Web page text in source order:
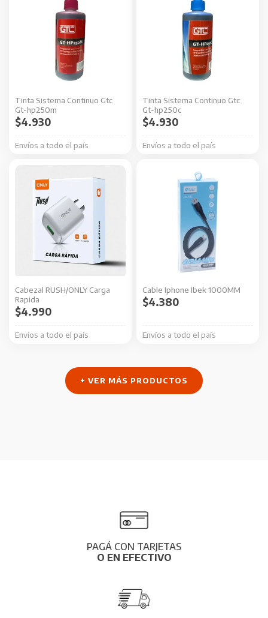
Tinta Sistema Continuo Gtc
Gt-hp250m
Envíos a todo el país
$4.930
Tinta Sistema Continuo Gtc
Gt-hp250c
Envíos a todo el país
$4.930
Cabezal RUSH/ONLY Carga
Rapida
Envíos a todo el país
$4.990
Cable Iphone Ibek 1000MM
Envíos a todo el país
$4.380
+ VER MÁS PRODUCTOS
PAGÁ CON TARJETAS
O EN EFECTIVO